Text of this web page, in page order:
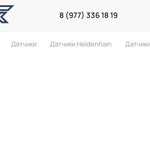
8 (977) 336 18 19
Датчики Датчики Heidenhain